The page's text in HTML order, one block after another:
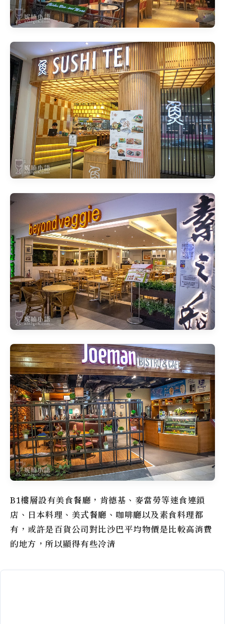
B1樓層設有美食餐廳，肯德基、麥當勞等速食連鎖
店、日本料理、美式餐廳、咖啡廳以及素食料理都
有，或許是百貨公司對比沙巴平均物價是比較高消費
的地方，所以顯得有些冷清